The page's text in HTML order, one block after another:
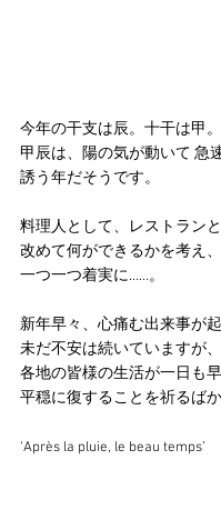
今年の干支は辰。十干は甲。
甲辰は、陽の気が動いて 急
誘う年だそうです。
料理人として、レストラン
改めて何ができるかを考え、
一つ一つ着実に……。
新年早々、心痛む出来事が
未だ不安は続いていますが、
各地の皆様の生活が一日も早
平穏に復することを祈るばか
‘Après la pluie, le beau temps’